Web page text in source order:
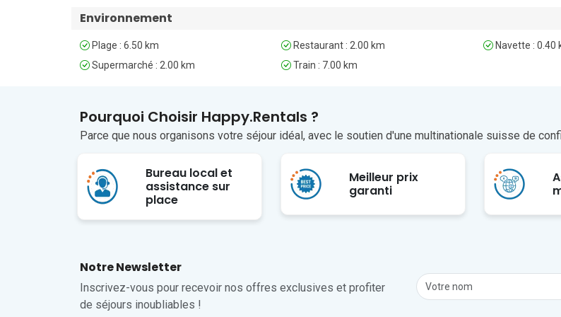
Environnement
Plage : 6.50 km Restaurant : 2.00 km
Navette : 0.40
Supermarché : 2.00 km
Train : 7.00 km
Pourquoi Choisir Happy.Rentals ?
Parce que nous organisons votre séjour idéal, avec le soutien d'une multinationale suisse de
Bureau local et
assistance sur
place
Meilleur prix
garanti
Notre Newsletter
Inscrivez-vous pour recevoir nos offres exclusives et profiter
de séjours inoubliables !